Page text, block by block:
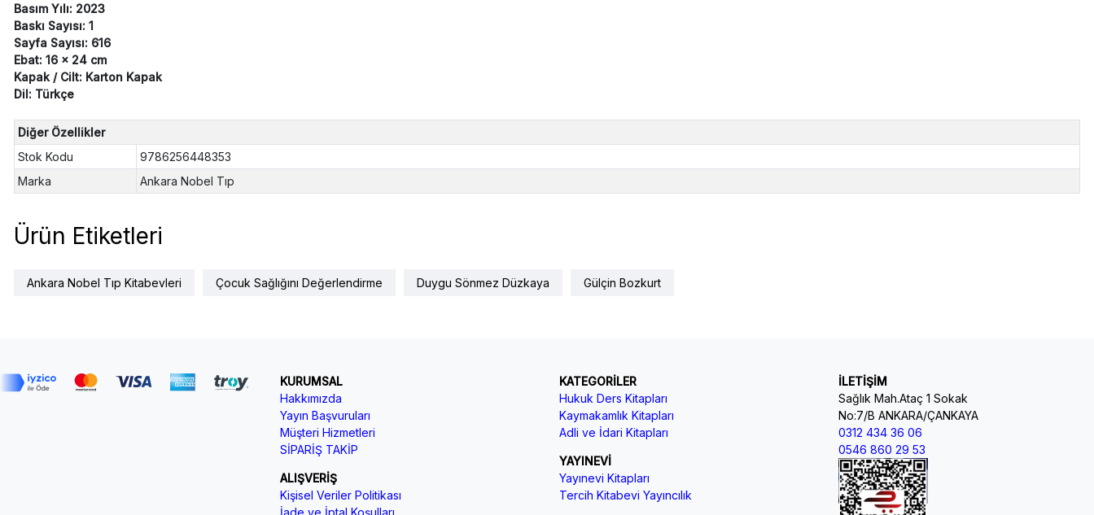
Basım Yılı: 2023
Baskı Sayısı: 1
Sayfa Sayısı: 616
Ebat: 16 x 24 cm
Kapak / Cilt: Karton Kapak
Dil: Türkçe
Diğer Özellikler
Stok Kodu
9786256448353
Marka
Ankara Nobel Tıp
Ürün Etiketleri
Ankara Nobel Tıp Kitabevleri Çocuk Sağlığını Değerlendirme Duygu Sönmez Düzkaya Gülçin Bozkurt
KURUMSAL
Hakkımızda
Yayın Başvuruları
Müşteri Hizmetleri
SİPARİŞ TAKİP
ALIŞVERİŞ
Kişisel Veriler Politikası
İade ve İptal Koşulları
KATEGORİLER
Hukuk Ders Kitapları
Kaymakamlık Kitapları
Adli ve İdari Kitapları
YAYINEVİ
Yayınevi Kitapları
Tercih Kitabevi Yayıncılık
İLETİŞİM
Sağlık Mah.Ataç 1 Sokak
No:7/B ANKARA/ÇANKAYA
0312 434 36 06
0546 860 29 53